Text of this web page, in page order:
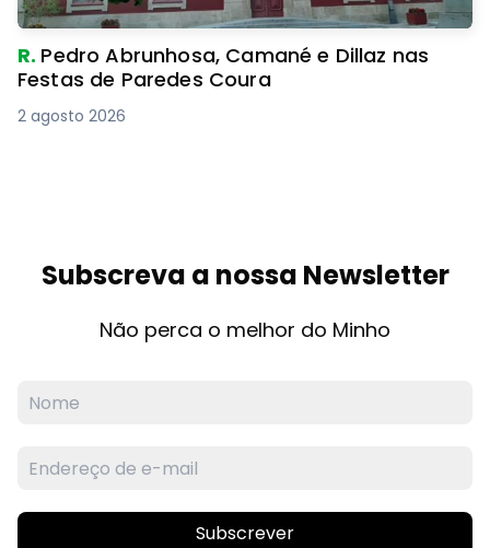
R. Pedro Abrunhosa, Camané e Dillaz nas
Festas de Paredes Coura
2 agosto 2026
Subscreva a nossa Newsletter
Não perca o melhor do Minho
Subscrever